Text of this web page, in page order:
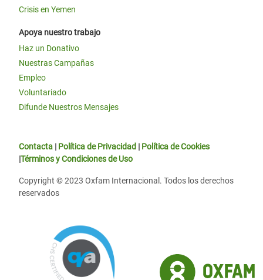
Crisis en Yemen
Apoya nuestro trabajo
Haz un Donativo
Nuestras Campañas
Empleo
Voluntariado
Difunde Nuestros Mensajes
Contacta | Política de Privacidad | Política de Cookies
|Términos y Condiciones de Uso
Copyright © 2023 Oxfam Internacional. Todos los derechos
reservados